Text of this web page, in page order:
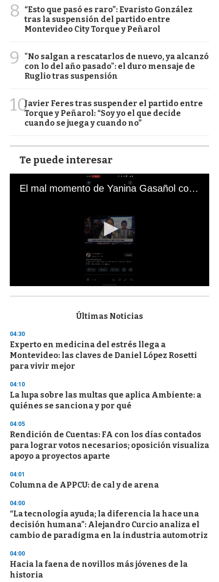
8
“Esto que pasó es raro”: Evaristo González
tras la suspensión del partido entre
Montevideo City Torque y Peñarol
9
"No salgan a rescatarlos de nuevo, ya alcanzó
con lo del año pasado": el duro mensaje de
Ruglio tras suspensión
10Javier Feres tras suspender el partido entre
Torque y Peñarol: “Soy yo el que decide
cuando se juega y cuando no”
Te puede interesar
El mal momento de Yanina Gasañol con un hincha argentino en "Subrayado"
s
d
s
o
f
3
s
e
c
o
d
s
Últimas Noticias
04:30
Experto en medicina del estrés llega a
Montevideo: las claves de Daniel López Rosetti
para vivir mejor
04:10
La lupa sobre las multas que aplica Ambiente: a
quiénes se sanciona y por qué
04:05
Rendición de Cuentas: FA con los días contados
para lograr votos necesarios; oposición visualiza
apoyo a proyectos aparte
04:01
Columna de APPCU: de cal y de arena
04:00
“La tecnología ayuda; la diferencia la hace una
decisión humana”: Alejandro Curcio analiza el
cambio de paradigma en la industria automotriz
04:00
Hacia la faena de novillos más jóvenes de la
historia